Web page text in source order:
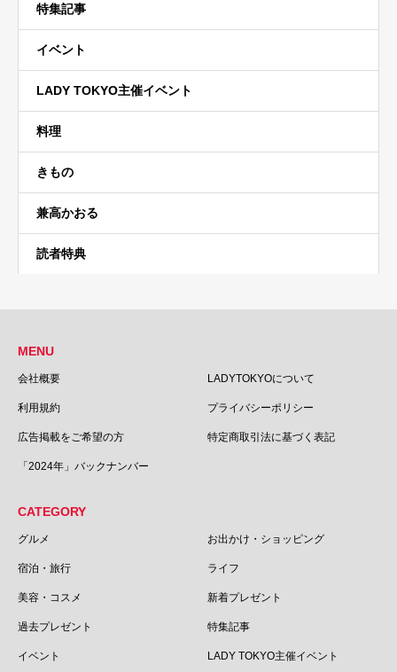
特集記事
イベント
LADY TOKYO主催イベント
料理
きもの
兼高かおる
読者特典
MENU
会社概要 LADYTOKYOについて
利用規約 プライバシーポリシー
広告掲載をご希望の方 特定商取引法に基づく表記
「2024年」バックナンバー
CATEGORY
グルメ お出かけ・ショッピング
宿泊・旅行 ライフ
美容・コスメ 新着プレゼント
過去プレゼント 特集記事
イベント LADY TOKYO主催イベント